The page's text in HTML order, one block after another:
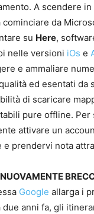
A scendere in
cominciare da
su Here,
nelle versioni iOs e
e ammaliare
ed esentati da
di scaricare
pure offline. Per
attivare un
prendervi nota
Google allarga i
due anni fa, gli